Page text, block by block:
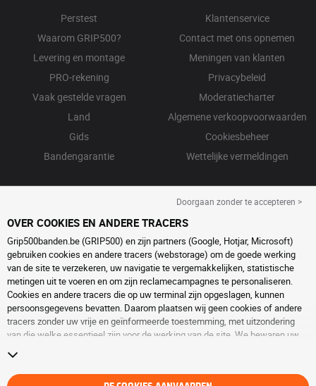
Perstest
Waarom GRIP500?
Levering en montage
PRO-rekening
Vaak gestelde vragen
Land
Gids
Bandengarantie
Klantenservice
Contact met ons opnemen
Meningen van klanten
Privacybeleid
Moderatiecharter
Algemene verkoopvoorwaarden
Cookiesbeheer
Wettelijke vermeldingen
Doorgaan zonder te accepteren >
OVER COOKIES EN ANDERE TRACERS
Grip500banden.be (GRIP500) en zijn partners (Google, Hotjar, Microsoft)
gebruiken cookies en andere tracers (webstorage) om de goede werking
van de site te verzekeren, uw navigatie te vergemakkelijken, statistische
metingen uit te voeren en om zijn reclamecampagnes te personaliseren.
Cookies en andere tracers die op uw terminal zijn opgeslagen, kunnen
persoonsgegevens bevatten. Daarom plaatsen wij geen cookies of andere
tracers zonder uw vrije en geïnformeerde toestemming, met uitzondering
van die welke essentieel zijn voor de werking van de site. We bewaren uw
naar de pagina over
om verder te surfen zonder het deponeren van cookies of andere tracers te